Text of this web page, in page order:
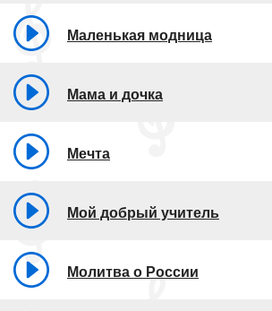
Маленькая модница
Мама и дочка
Мечта
Мой добрый учитель
Молитва о России